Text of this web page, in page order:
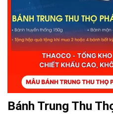
Bánh Trung Thu